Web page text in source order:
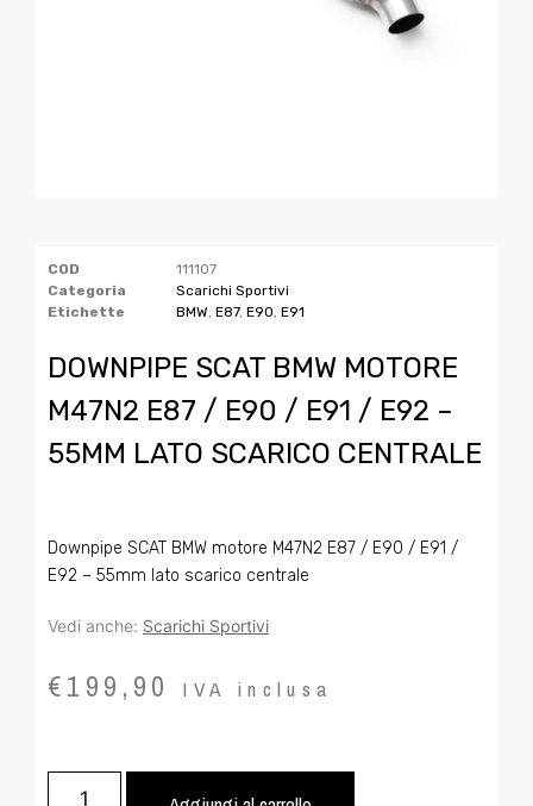
COD
111107
Categoria
Scarichi Sportivi
Etichette
BMW E87, E90 E91
DOWNPIPE SCAT BMW MOTORE
M47N2 E87 / E90 / E91 / E92 –
55MM LATO SCARICO CENTRALE
Downpipe SCAT BMW motore M47N2 E87 / E90 / E91 /
E92 – 55mm lato scarico centrale
Vedi anche: Scarichi Sportivi
€199,90 IVA inclusa